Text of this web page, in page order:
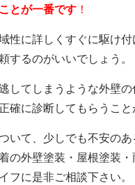
とが一番です ！
性に詳しくすぐに駆け
するのがいいでしょう。
してしまうような外壁
確に診断してもらうこと
いて、少しでも不安の
の外壁塗装・屋根塗装
フに是非ご相談下さい。